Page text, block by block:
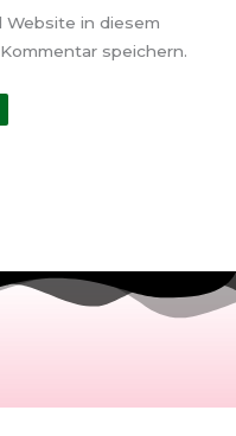
Website in diesem
speichern.